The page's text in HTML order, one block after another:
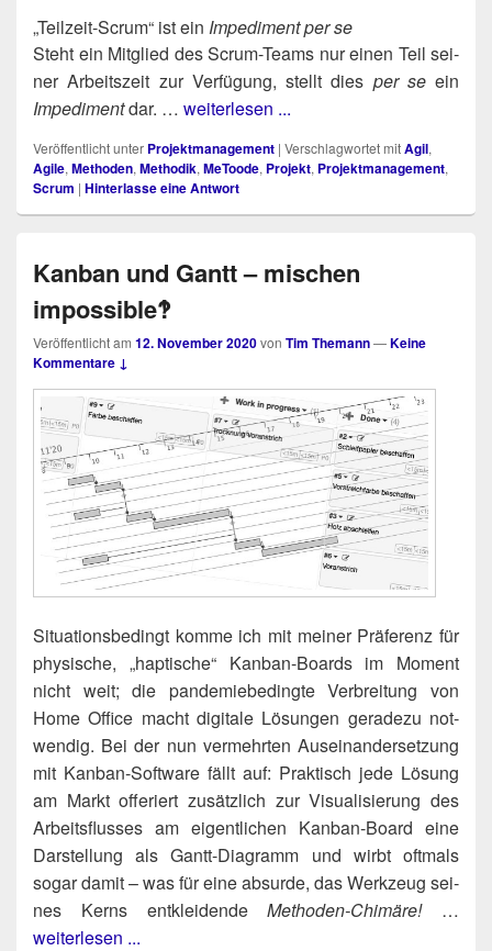
„Teilzeit-Scrum“ ist ein Impedimentper se
Steht ein Mit­glied des Scrum-Teams nur einen Teil sei­
ner Arbeits­zeit zur Ver­fü­gung, stellt dies per seein
Impe­di­mentdar. … weiterlesen ...
Veröffentlicht unter Projektmanagement | Verschlagwortet mitAgil,
Agile,Methoden,Methodik,MeToode, Projekt, Projektmanagement,
Scrum | Hinterlasse eine Antwort
Kanban und Gantt – mischen
impossible‽
Veröffentlicht am 12. November 2020von Tim Themann—Keine
Kommentare ↓
Situa­ti­ons­be­dingt kom­me ich mit mei­ner Prä­fe­renz für
phy­si­sche, „hap­ti­sche“ Kan­ban-Boards im Moment
nicht weit; die pan­de­mie­be­ding­te Ver­brei­tung von
Home Office macht digi­ta­le Lösun­gen gera­de­zu not­
wen­dig. Bei der nun ver­mehr­ten Aus­ein­an­der­set­zung
mit Kan­ban-Soft­ware fällt auf: Prak­tisch jede Lösung
am Markt offe­riert zusätz­lich zur Visua­li­sie­rung des
Arbeits­flus­ses am eigent­li­chen Kan­ban-Board eine
Dar­stel­lung als Gantt-Dia­gramm und wirbt oft­mals
sogar damit – was für eine absur­de, das Werk­zeug sei­
nes Kerns ent­klei­den­deMetho­den-Chi­mä­re!…
weiterlesen ...